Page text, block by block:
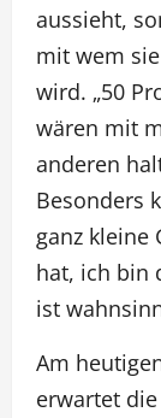
aussieht,
mit wem
wird. „50
wären mit
anderen
Besonders
ganz kleine
hat, ich bin
ist
Am
erwartet